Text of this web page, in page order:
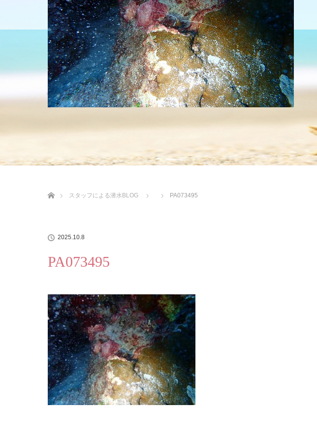
HOME ショップについて ファンダイビング
沖縄の海 BLOG
スタッフによる潜水BLOG
PA073495
2025.10.8
PA073495